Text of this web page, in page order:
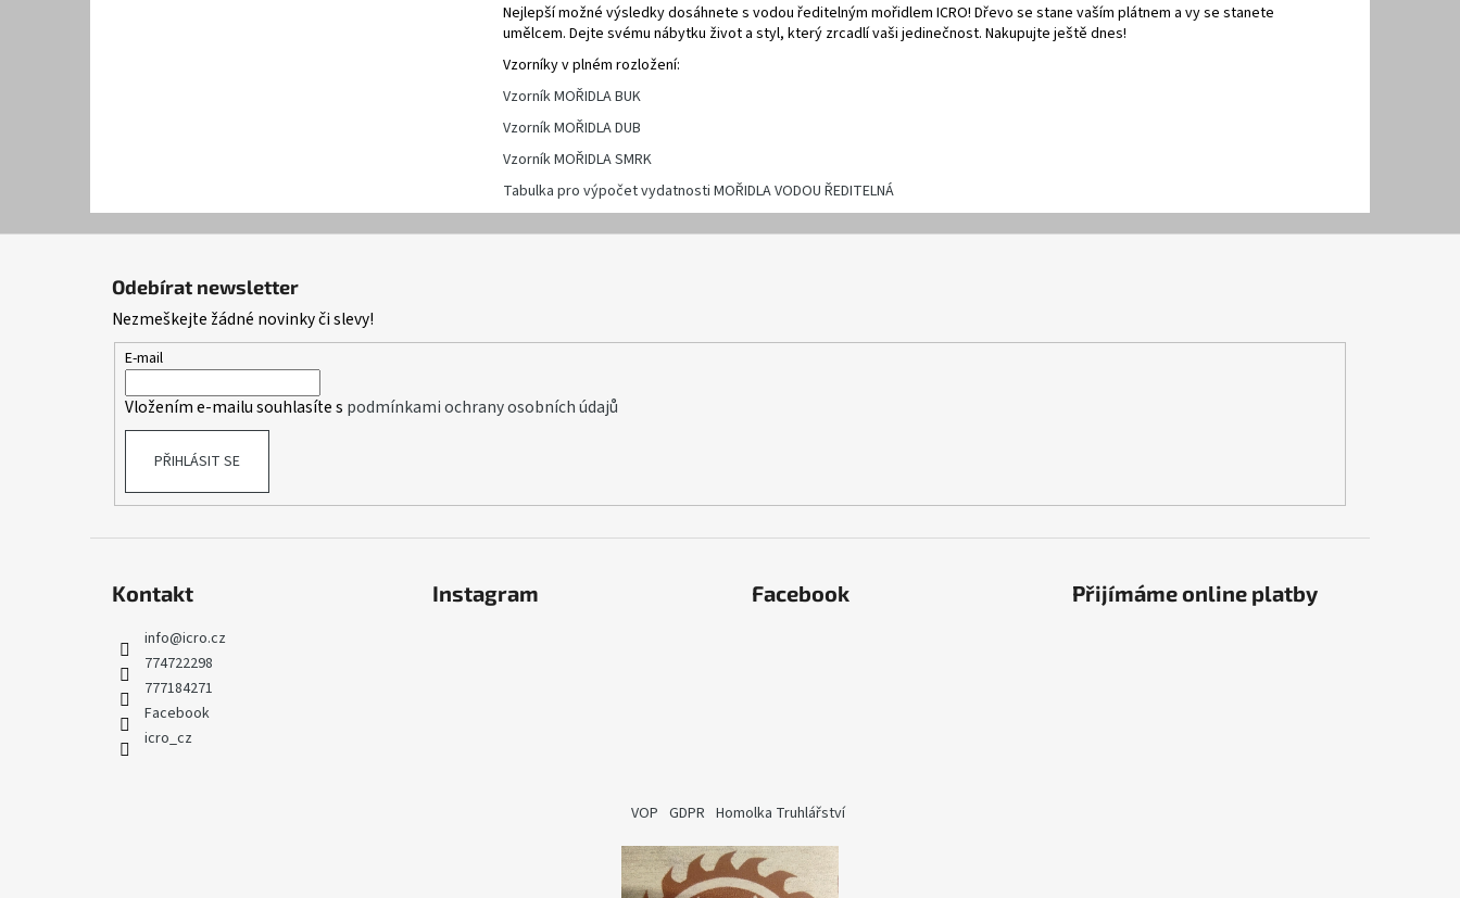
Nejlepší možné výsledky dosáhnete s vodou ředitelným mořidlem ICRO! Dřevo se stane vaším plátnem a vy se stanete
umělcem. Dejte svému nábytku život a styl, který zrcadlí vaši jedinečnost. Nakupujte ještě dnes!
Vzorníky v plném rozložení:
Vzorník MOŘIDLA BUK
Vzorník MOŘIDLA DUB
Vzorník MOŘIDLA SMRK
Tabulka pro výpočet vydatnosti MOŘIDLA VODOU ŘEDITELNÁ
Odebírat newsletter
Nezmeškejte žádné novinky či slevy!
E-mail
Vložením e-mailu souhlasíte s podmínkami ochrany osobních údajů
PŘIHLÁSIT SE
Kontakt
info@icro.cz
774722298
777184271
Facebook
icro_cz
Instagram Facebook Přijímáme online platby
VOP GDPR Homolka Truhlářství